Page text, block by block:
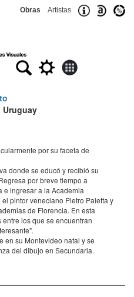
Obras Artistas
Uruguay
por su faceta de
donde se educó y recibió su
por breve tiempo a
e ingresar a la Academia
pintor veneciano Pietro Paietta y
de Florencia. En esta
los que se encuentran
en su Montevideo natal y se
del dibujo en Secundaria.